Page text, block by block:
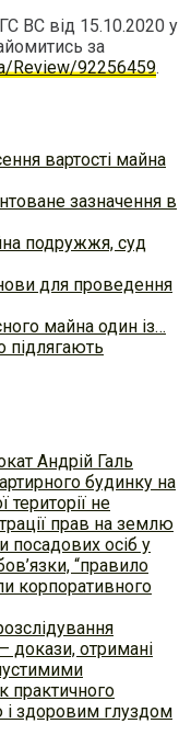
ВС від 15.10.2020 у
за
Review/92256459.
вартості майна
зазначення в
подружжя, суд
для проведення
майна один із…
підлягають
Андрій Галь
будинку на
не
прав на землю
посадових осіб у
“правило
корпоративного
докази, отримані
практичного
і здоровим глуздом